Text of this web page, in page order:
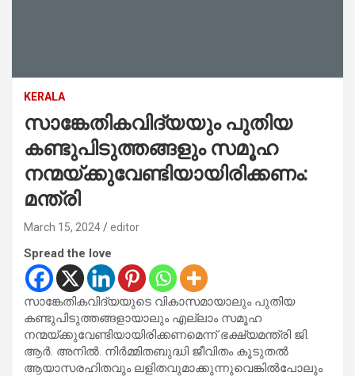
KERALA
സാങ്കേതികവിദ്യയും പുതിയ
കണ്ടുപിടുത്തങ്ങളും സമൂഹ
നന്മയ്ക്കുവേണ്ടിയായിരിക്കണം:
മന്ത്രി
March 15, 2024 editor
Spread the love
സാങ്കേതികവിദ്യയുടെ വികാസമായാലും പുതിയ
കണ്ടുപിടുത്തങ്ങളായാലും എല്ലാം സമൂഹ
നന്മയ്ക്കുവേണ്ടിയായിരിക്കണമെന്ന് ഭക്ഷ്യമന്ത്രി ജി.
ആർ. അനിൽ. നിർമ്മിതബുദ്ധി ജീവിതം കൂടുതൽ
ആയാസരഹിതവും ലളിതവുമാക്കുന്നുവെങ്കിൽപോലും